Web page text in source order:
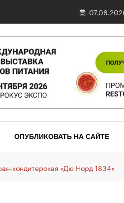
ОПУБЛИКОВАТЬ НА САЙТЕ
кондитерская «Дю Норд 1834»